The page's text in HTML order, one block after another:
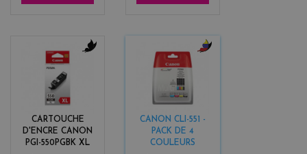
CARTOUCHE
D'ENCRE CANON
PGI-550PGBK XL
k
CANON CLI-551 -
PACK DE 4
COULEURS